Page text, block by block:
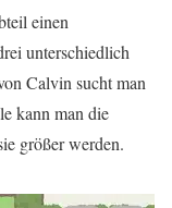
einen
unterschiedlich
Calvin sucht man
kann man die
größer werden.